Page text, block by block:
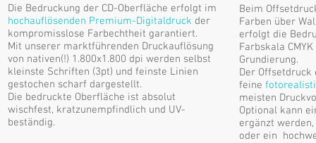
Die Bedruckung der CD-Oberfläche erfolgt im
hochauflösenden Premium-Digitaldruck der
kompromisslose Farbechtheit garantiert.
Mit unserer marktführenden Druckauflösung
von nativen(!) 1.800x1.800 dpi werden selbst
kleinste Schriften (3pt) und feinste Linien
gestochen scharf dargestellt.
Die bedruckte Oberfläche ist absolut
wischfest, kratzunempfindlich und UV-
beständig.
Beim
Farben über
erfolgt die
Farbskala
Grundierung.
Der
feine
meisten
Optional kann
ergänzt
oder ein